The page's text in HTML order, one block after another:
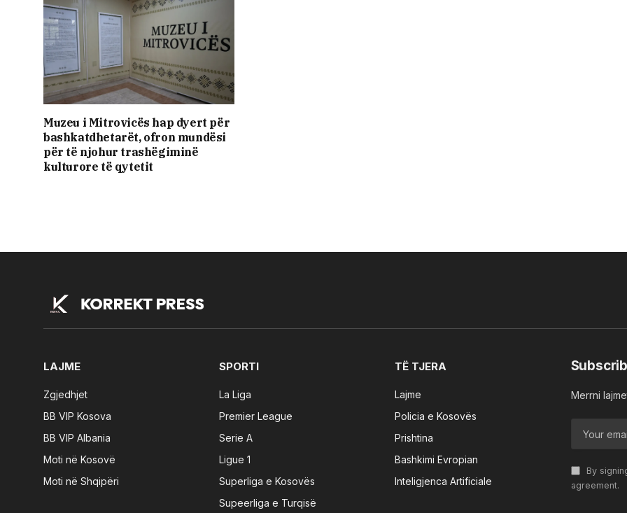
Muzeu i Mitrovicës hap dyert për
bashkatdhetarët, ofron mundësi
për të njohur trashëgiminë
kulturore të qytetit
LAJME
Zgjedhjet
BB VIP Kosova
BB VIP Albania
Moti në Kosovë
Moti në Shqipëri
SPORTI
La Liga
Premier League
Serie A
Ligue 1
Superliga e Kosovës
Supeerliga e Turqisë
TË TJERA
Lajme
Policia e Kosovës
Prishtina
Bashkimi Evropian
Inteligjenca Artificiale
Merrni
By
agreement.